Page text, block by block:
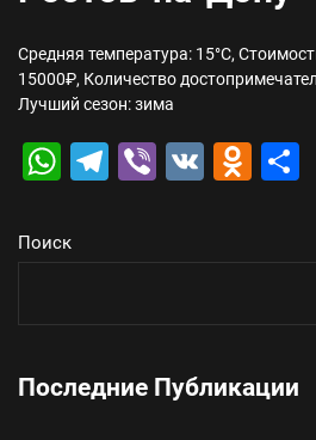
Средняя температура: 15°C,
15000₽, Количество
Лучший сезон: зима
WhatsApp
Telegram
Viber
VK
Поиск
Последние Публикации